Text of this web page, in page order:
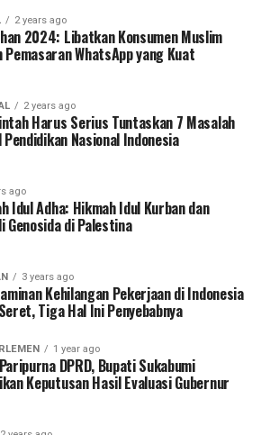
2 years ago
2024: Libatkan Konsumen Muslim
Pemasaran WhatsApp yang Kuat
2 years ago
Harus Serius Tuntaskan 7 Masalah
Nasional Indonesia
ago
Idul Adha: Hikmah Idul Kurban dan
Genosida di Palestina
3 years ago
Kehilangan Pekerjaan di Indonesia
Tiga Hal Ini Penyebabnya
1 year ago
DPRD, Bupati Sukabumi
Keputusan Hasil Evaluasi Gubernur